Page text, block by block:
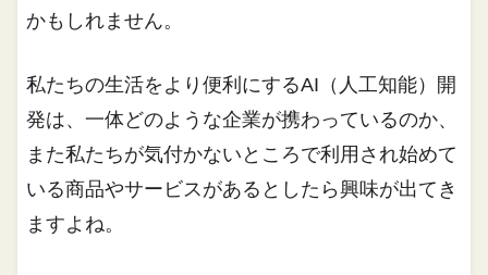
かもしれません。
私たちの生活をより便利にするAI（人工知能）開
発は、一体どのような企業が携わっているのか、
また私たちが気付かないところで利用され始めて
いる商品やサービスがあるとしたら興味が出てき
ますよね。